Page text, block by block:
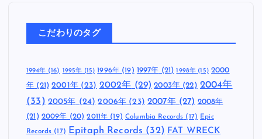
こだわりのタグ
1994年(16) 1995年 (15) 1996年(19) 1997年 (21) 1998年 (15) 2000
年 (21) 2001年(23) 2002年 (29) 2003年 (22) 2004年
(33) 2005年 (24) 2006年 (23) 2007年(27) 2008年
(21) 2009年 (20) 2011年 (19) Columbia Records (17) Epic
Records (17) Epitaph Records (32) FAT WRECK